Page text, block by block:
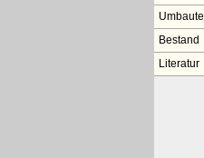
Bestand
Literatur